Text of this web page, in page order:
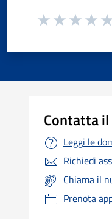
Contatta
Leggi le
Richiedi
Chiama il
Prenota